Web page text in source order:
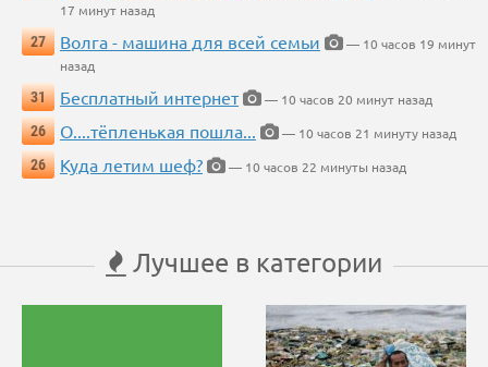
17 минут назад
27
Волга - машина для всей семьи
— 10 часов 19 минут
назад
31
Бесплатный интернет
— 10 часов 20 минут назад
26
О....тёпленькая пошла...
— 10 часов 21 минуту назад
26
Куда летим шеф? — 10 часов 22 минуты назад
Лучшее в категории